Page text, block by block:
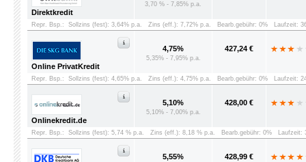
Direktkredit
3,70 % - 7,85% p.a.
Repr. Bsp.: Sollzins (fest): 3,64% p.a. Zins (eff.): 7,72% p.a. Bearb.gebühr: 0% Laufzeit:
Online PrivatKredit
4,75%
5,35% - 7,95% p.a.
427,24 €
Repr. Bsp.: Sollzins (fest): 4,65% p.a. Zins (eff.): 4,75% p.a. Bearb.gebühr: 0% Laufzeit:
Onlinekredit.de
5,10%
5,10% - 7,00% p.a.
428,00 €
Repr. Bsp.: Sollzins (fest): 5,74 % p.a. Zins (eff.): 8,18 % p.a. Bearb.gebühr: 0% Laufzeit:
5,55% 428,99 €